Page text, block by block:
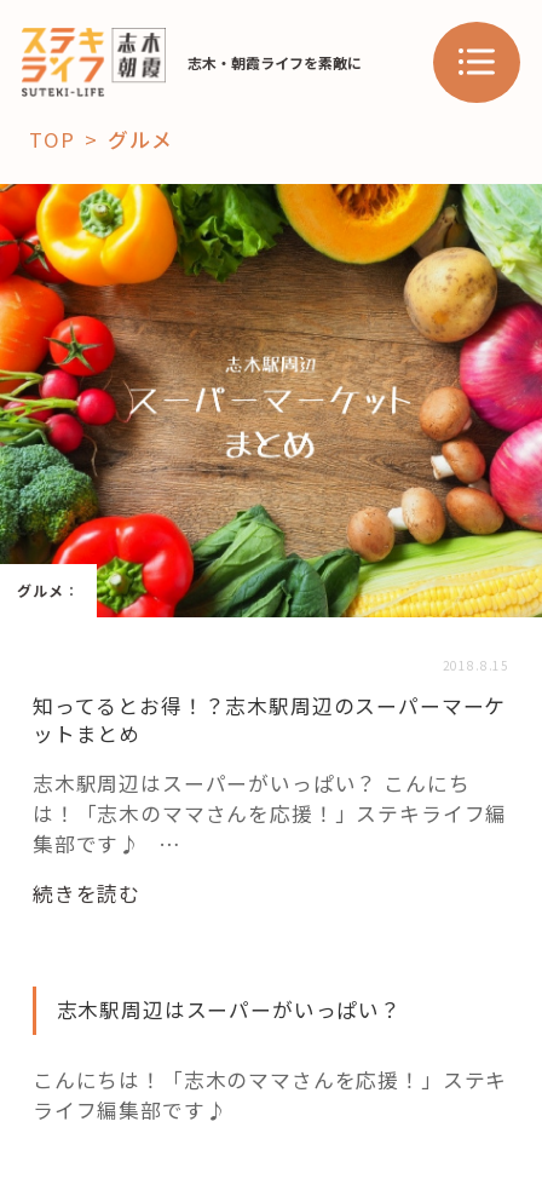
志木・朝霞ライフを素敵に
「コト」
子育て
暮らし
おすすめ
スポット 学び・教育
「場」
HAREL HAREL
活用事例
fleXe リノベ事例
「ひと」
TOP グルメ
グルメ ：
2018.8.15
知ってるとお得！？志木駅周辺のスーパーマーケ
ットまとめ
志木駅周辺はスーパーがいっぱい？ こんにち
は！「志木のママさんを応援！」ステキライフ編
集部です♪ …
“知
る
お
得！？
志
続きを読む
志木駅周辺はスーパーがいっぱい？
こんにちは！「志木のママさんを応援！」ステキ
ライフ編集部です♪